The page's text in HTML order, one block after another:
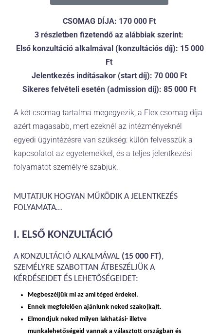
CSOMAG DÍJA: 170 000 Ft
3 részletben fizetendő az alábbiak szerint:
Első konzultáció alkalmával (konzultációs díj): 15 000
Ft
Jelentkezés indításakor (start díj): 70000 Ft
Sikeres felvételi esetén (admission díj): 85 000 Ft
A két csomag tartalma megegyezik, a Flex csomag díja
azért magasabb, mert ezeknél az intézményeknél
egyedi ügyintézésre van szükség: külön felvesszük a
kapcsolatot az egyetemekkel, és a teljes jelentkezési
folyamatot személyre szabjuk.
MUTATJUK HOGYAN MŰKÖDIK A JELENTKEZÉS
FOLYAMATA…
I. ELSŐ KONZULTÁCIÓ
A KONZULTÁCIÓ ALKALMÁVAL (15 000 FT),
SZEMÉLYRE SZABOTTAN ÁTBESZÉLJÜK A
KÉRDÉSEIDET ÉS LEHETŐSÉGEIDET:
Megbeszéljük mi az ami téged érdekel.
Ennek megfelelően ajánlunk neked szako(ka)t.
Elmondjuk neked milyen lakhatási- illetve
munkalehetőségeid vannak a választott országban és